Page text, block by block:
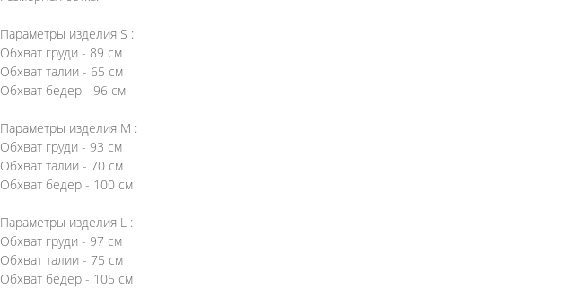
Параметры изделия S :
Обхват груди - 89 см
Обхват талии - 65 см
Обхват бедер - 96 см
Параметры изделия М :
Обхват груди - 93 см
Обхват талии - 70 см
Обхват бедер - 100 см
Параметры изделия L :
Обхват груди - 97 см
Обхват талии - 75 см
Обхват бедер - 105 см